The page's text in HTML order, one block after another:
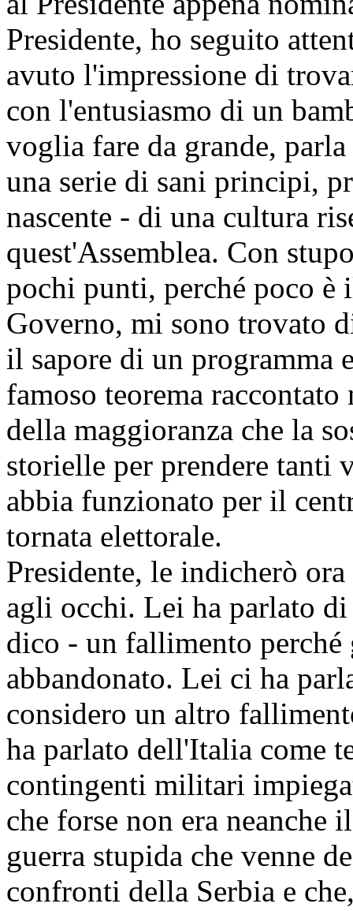
Presidente, ho seguito
avuto l'impressione di
con l'entusiasmo di un
voglia fare da grande,
una serie di sani principi,
nascente - di una cultura
quest'Assemblea. Con
pochi punti, perché poco è
Governo, mi sono trovato
il sapore di un programma
famoso teorema
della maggioranza che la
storielle per prendere tanti
abbia funzionato per il
tornata elettorale.
Presidente, le indicherò
agli occhi. Lei ha parlato
dico - un fallimento perché
abbandonato. Lei ci ha
considero un altro
ha parlato dell'Italia come
contingenti militari
che forse non era
guerra stupida che venne
confronti della Serbia e